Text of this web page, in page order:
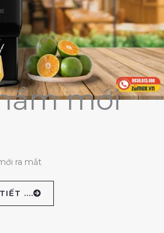
mới
ra mắt
....